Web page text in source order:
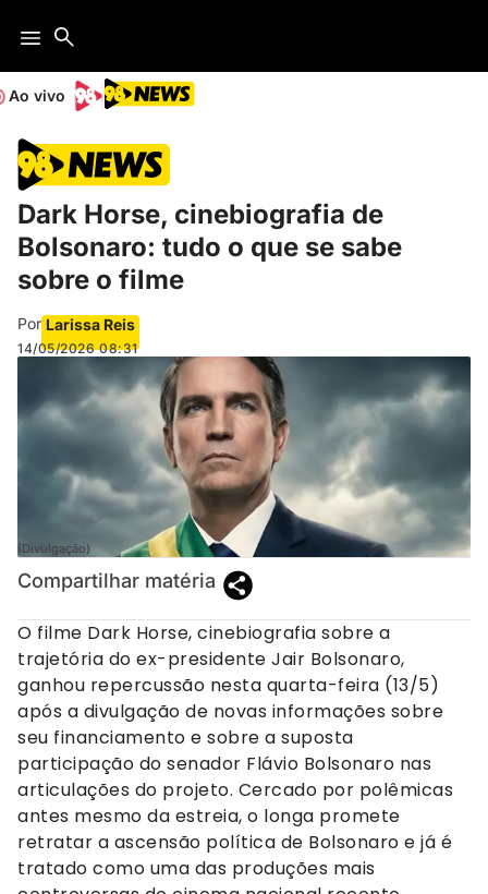
Ao vivo
Dark Horse, cinebiografia de
Bolsonaro: tudo o que se sabe
sobre o filme
Por Larissa Reis
14/05/2026 08:31
(Divulgação)
Compartilhar matéria
O filme Dark Horse, cinebiografia sobre a
trajetória do ex-presidente Jair Bolsonaro,
ganhou repercussão nesta quarta-feira (13/5)
após a divulgação de novas informações sobre
seu financiamento e sobre a suposta
participação do senador Flávio Bolsonaro nas
articulações do projeto. Cercado por polêmicas
antes mesmo da estreia, o longa promete
retratar a ascensão política de Bolsonaro e já é
tratado como uma das produções mais